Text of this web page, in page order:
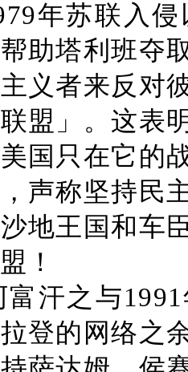
年苏联入
助塔利班夺
义者来反对
盟」。这表
国只在它的
声称坚持民
地王国和车
！
富汗之与
登的网络之